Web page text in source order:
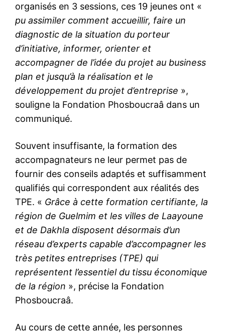
organisés en 3 sessions, ces 19 jeunes ont «
pu assimiler comment accueillir, faire un
diagnostic de la situation du porteur
d’initiative, informer, orienter et
accompagner de l’idée du projet au business
plan et jusqu’à la réalisation et le
développement du projet d’entreprise »,
souligne la Fondation Phosboucraâ dans un
communiqué.
Souvent insuffisante, la formation des
accompagnateurs ne leur permet pas de
fournir des conseils adaptés et suffisamment
qualifiés qui correspondent aux réalités des
TPE. « Grâce à cette formation certifiante, la
région de Guelmim et les villes de Laayoune
et de Dakhla disposent désormais d’un
réseau d’experts capable d’accompagner les
très petites entreprises (TPE) qui
représentent l’essentiel du tissu économique
de la région », précise la Fondation
Phosboucraâ.
Au cours de cette année, les personnes